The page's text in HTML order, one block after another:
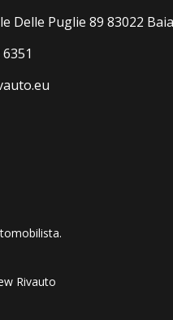
Delle Puglie 89 83022
.
Rivauto